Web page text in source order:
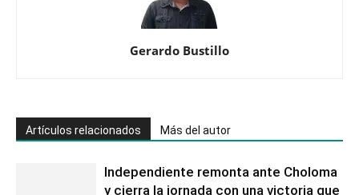
Gerardo Bustillo
Artículos relacionados Más del autor
Independiente remonta ante Choloma
y cierra la jornada con una victoria que